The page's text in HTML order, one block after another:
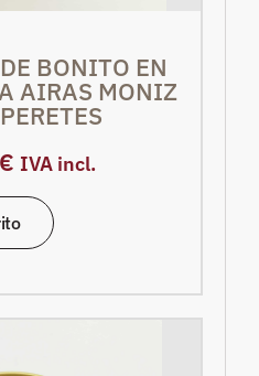
BONITO EN
AIRAS MONIZ
€ IVA incl.